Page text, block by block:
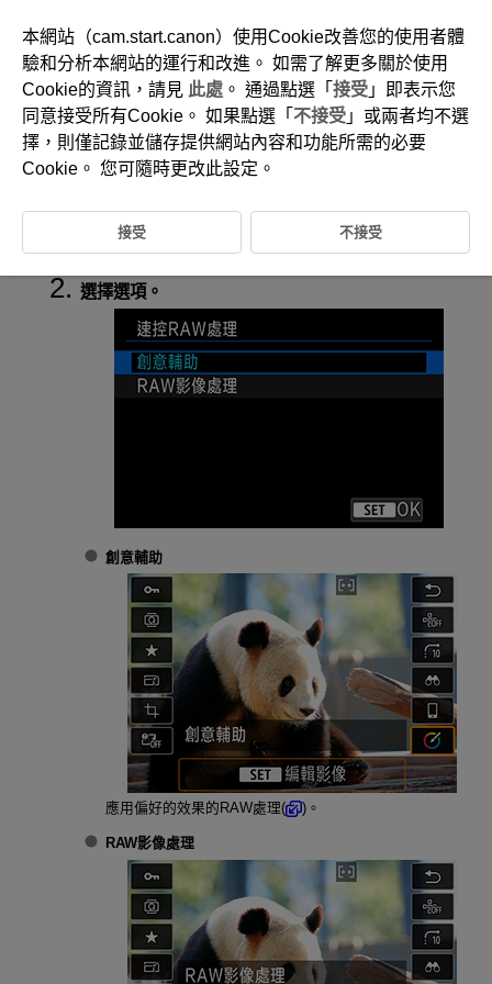
D388-161
速控RAW處理
選擇選項。
創意輔助
應用偏好的效果的RAW處理( )。
RAW影像處理
本網站（cam.start.canon）使用Cookie改善您的使用者體
驗和分析本網站的運行和改進。 如需了解更多關於使用
Cookie的資訊，請見 此處 。 通過點選「 接受 」即表示您
同意接受所有Cookie。 如果點選「 不接受 」或兩者均不選
擇，則僅記錄並儲存提供網站內容和功能所需的必要
Cookie。 您可隨時更改此設定。
接受 不接受